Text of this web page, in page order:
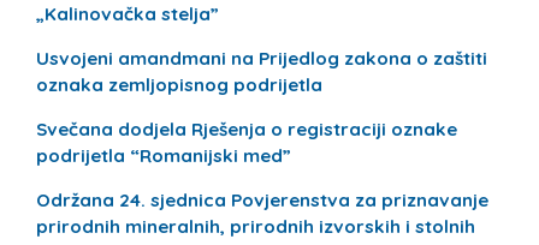
„Kalinovačka stelja”
Usvojeni amandmani na Prijedlog zakona o zaštiti
oznaka zemljopisnog podrijetla
Svečana dodjela Rješenja o registraciji oznake
podrijetla “Romanijski med”
Održana 24. sjednica Povjerenstva za priznavanje
prirodnih mineralnih, prirodnih izvorskih i stolnih